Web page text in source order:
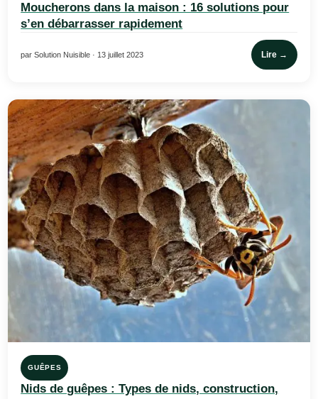
Moucherons dans la maison : 16 solutions pour
s’en débarrasser rapidement
par Solution Nuisible · 13 juillet 2023 Lire →
GUÊPES
Nids de guêpes : Types de nids, construction,